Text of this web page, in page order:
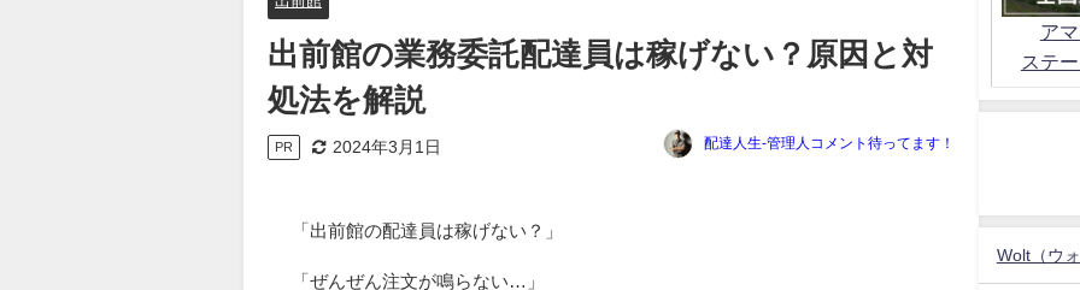
出前館の業務委託配達員は稼げない？原因と対
処法を解説
PR 2024年3月1日 配達人生-管理人コメント待ってます！
「出前館の配達員は稼げない？」
「ぜんぜん注文が鳴らない…」
ア
ステ
Wolt（ウ